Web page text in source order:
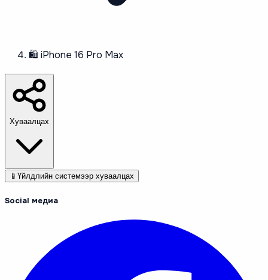
🛍️ iPhone 16 Pro Max
Хуваалцах
📱 Үйлдлийн системээр хуваалцах
Social медиа